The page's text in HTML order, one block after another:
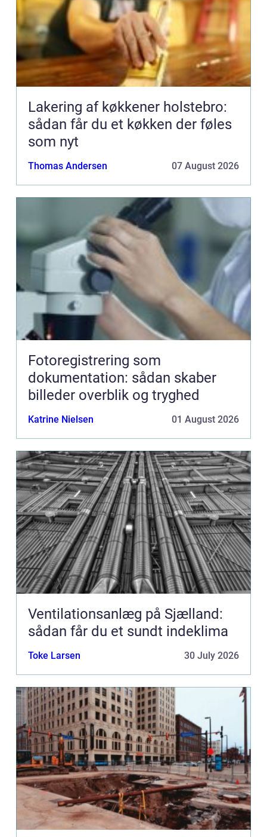
Lakering af køkkener holstebro:
sådan får du et køkken der føles
som nyt
Thomas Andersen 07 August 2026
Fotoregistrering som
dokumentation: sådan skaber
billeder overblik og tryghed
Katrine Nielsen 01 August 2026
Ventilationsanlæg på Sjælland:
sådan får du et sundt indeklima
Toke Larsen 30 July 2026